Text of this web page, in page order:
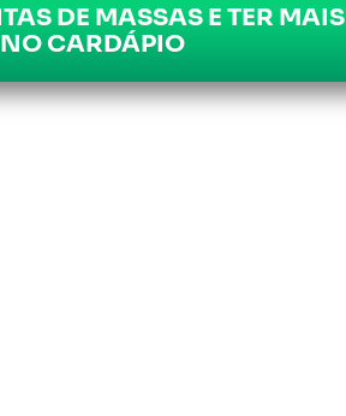
DE MASSAS E TER MAIS
CARDÁPIO